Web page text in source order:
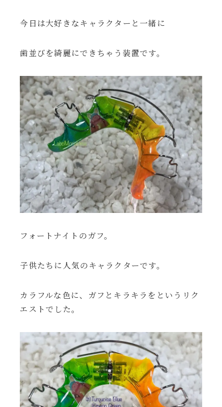
今日は大好きなキャラクターと一緒に
歯並びを綺麗にできちゃう装置です。
フォートナイトのガフ。
子供たちに人気のキャラクターです。
カラフルな色に、ガフとキラキラをというリク
エストでした。